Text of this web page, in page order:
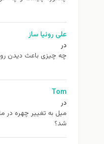
علی روئیا ساز
در
چه چیزی باعث دیدن
Tom
در
ميل به تغيير چهره در
شد؟